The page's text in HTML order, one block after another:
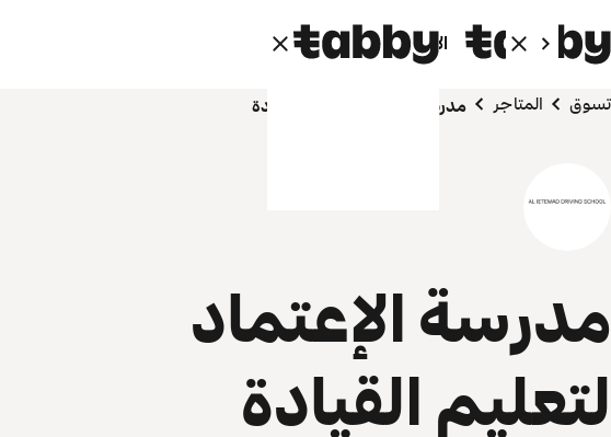
الأفراد الشركاء
تسوق المتاجر مدرسة الإعتماد لتعليم القيادة
مدرسة الإعتماد
لتعليم القيادة